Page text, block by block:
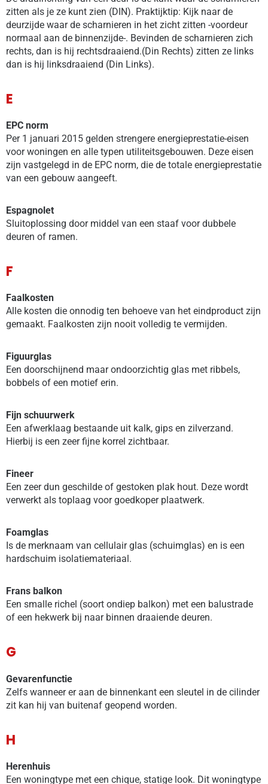
zitten als je ze kunt zien (DIN). Praktijktip: Kijk naar de
deurzijde waar de scharnieren in het zicht zitten -voordeur
normaal aan de binnenzijde-. Bevinden de scharnieren zich
rechts, dan is hij rechtsdraaiend.(Din Rechts) zitten ze links
dan is hij linksdraaiend (Din Links).
E
EPC norm
Per 1 januari 2015 gelden strengere energieprestatie-eisen
voor woningen en alle typen utiliteitsgebouwen. Deze eisen
zijn vastgelegd in de EPC norm, die de totale energieprestatie
van een gebouw aangeeft.
Espagnolet
Sluitoplossing door middel van een staaf voor dubbele
deuren of ramen.
F
Faalkosten
Alle kosten die onnodig ten behoeve van het eindproduct zijn
gemaakt. Faalkosten zijn nooit volledig te vermijden.
Figuurglas
Een doorschijnend maar ondoorzichtig glas met ribbels,
bobbels of een motief erin.
Fijn schuurwerk
Een afwerklaag bestaande uit kalk, gips en zilverzand.
Hierbij is een zeer fijne korrel zichtbaar.
Fineer
Een zeer dun geschilde of gestoken plak hout. Deze wordt
verwerkt als toplaag voor goedkoper plaatwerk.
Foamglas
Is de merknaam van cellulair glas (schuimglas) en is een
hardschuim isolatiemateriaal.
Frans balkon
Een smalle richel (soort ondiep balkon) met een balustrade
of een hekwerk bij naar binnen draaiende deuren.
G
Gevarenfunctie
Zelfs wanneer er aan de binnenkant een sleutel in de cilinder
zit kan hij van buitenaf geopend worden.
H
Herenhuis
Een woningtype met een chique, statige look. Dit woningtype